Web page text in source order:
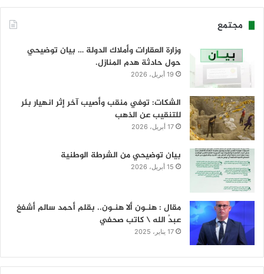
مجتمع
وزارة العقارات وأملاك الدولة … بيان توضيحي
حول حادثة هدم المنازل.
19 أبريل، 2026
الشكات: توفي منقب وأصيب آخر إثر انهيار بئر
للتنقيب عن الذهب
17 أبريل، 2026
بيان توضيحي من الشرطة الوطنية
15 أبريل، 2026
مقال : هنـون ألا هنـون.. بقلم أحمد سالم أشفغ
عبدُ الله \ كاتب صحفي
17 يناير، 2025